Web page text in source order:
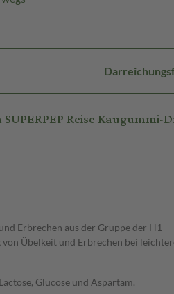
Reise Kaugummi-
Erbrechen aus der Gruppe der H1-
Übelkeit und Erbrechen bei
Glucose und Aspartam.